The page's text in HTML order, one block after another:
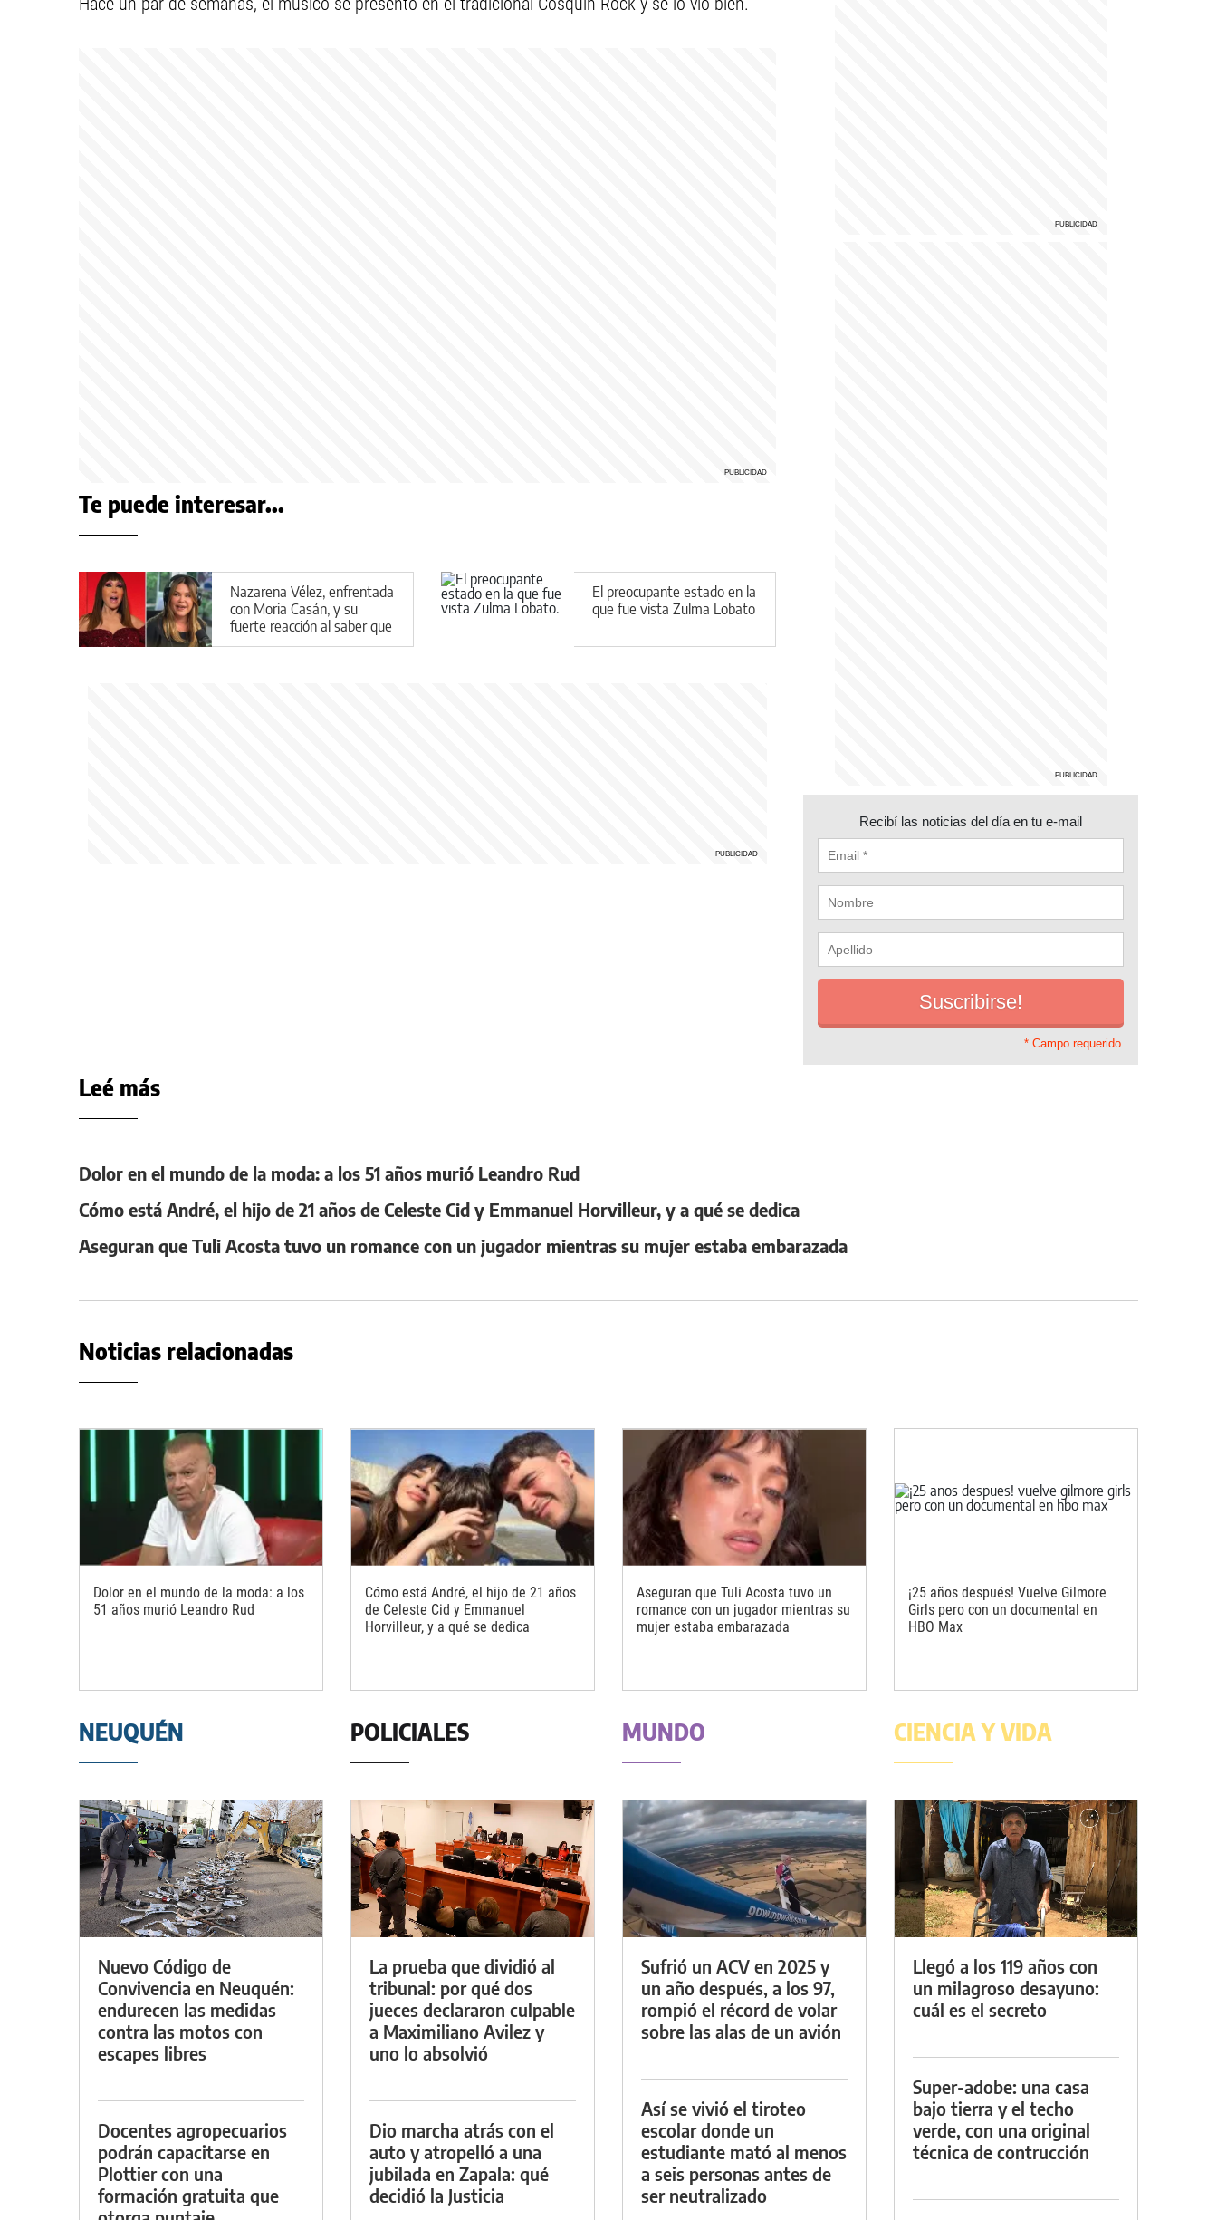
Te puede interesar...
Nazarena Vélez, enfrentada
con Moria Casán, y su
fuerte reacción al saber que
aparecería en la serie de la
El preocupante estado en la
que fue vista Zulma Lobato
Recibí las noticias del día en tu e-mail
* Campo requerido
Leé más
Dolor en el mundo de la moda: a los 51 años murió Leandro Rud
Cómo está André, el hijo de 21 años de Celeste Cid y Emmanuel Horvilleur, y a qué se dedica
Aseguran que Tuli Acosta tuvo un romance con un jugador mientras su mujer estaba embarazada
Noticias relacionadas
Dolor en el mundo de la moda: a los
51 años murió Leandro Rud
Cómo está André, el hijo de 21 años
de Celeste Cid y Emmanuel
Horvilleur, y a qué se dedica
Aseguran que Tuli Acosta tuvo un
romance con un jugador mientras su
mujer estaba embarazada
¡25 años después! Vuelve Gilmore
Girls pero con un documental en
HBO Max
NEUQUÉN
Nuevo Código de
Convivencia en Neuquén:
endurecen las medidas
contra las motos con
escapes libres
Docentes agropecuarios
podrán capacitarse en
Plottier con una
formación gratuita que
POLICIALES
La prueba que dividió al
tribunal: por qué dos
jueces declararon culpable
a Maximiliano Avilez y
uno lo absolvió
Dio marcha atrás con el
auto y atropelló a una
jubilada en Zapala: qué
decidió la Justicia
MUNDO
Sufrió un ACV en 2025 y
un año después, a los 97,
rompió el récord de volar
sobre las alas de un avión
Así se vivió el tiroteo
escolar donde un
estudiante mató al menos
a seis personas antes de
ser neutralizado
CIENCIA Y VIDA
Llegó a los 119 años con
un milagroso desayuno:
cuál es el secreto
Super-adobe: una casa
bajo tierra y el techo
verde, con una original
técnica de contrucción